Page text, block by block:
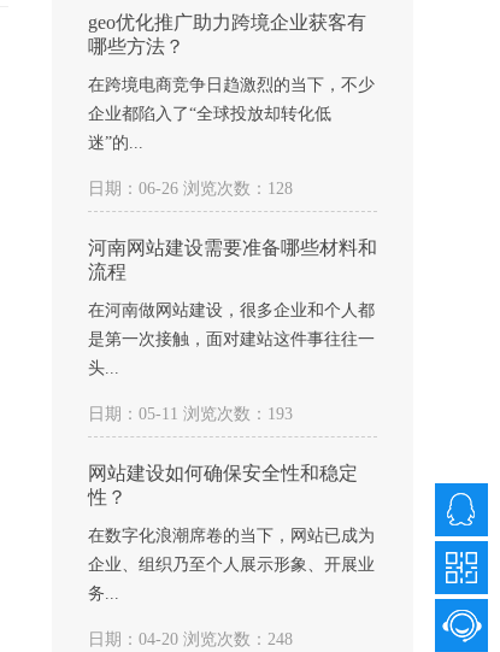
geo优化推广助力跨境企业获客有
哪些方法？
在跨境电商竞争日趋激烈的当下，不少
企业都陷入了“全球投放却转化低
迷”的...
日期：06-26 浏览次数：128
河南网站建设需要准备哪些材料和
流程
在河南做网站建设，很多企业和个人都
是第一次接触，面对建站这件事往往一
头...
日期：05-11 浏览次数：193
网站建设如何确保安全性和稳定
性？
在数字化浪潮席卷的当下，网站已成为
企业、组织乃至个人展示形象、开展业
务...
日期：04-20 浏览次数：248